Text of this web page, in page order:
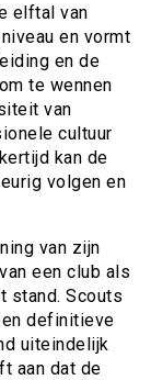
elftal van
en vormt
en de
te wennen
van
cultuur
kan de
volgen en
van zijn
een club als
stand. Scouts
definitieve
uiteindelijk
aan dat de